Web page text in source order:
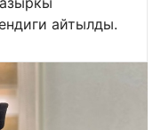
айтылды.